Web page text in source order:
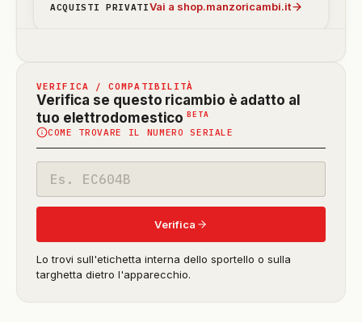
ACQUISTI PRIVATIVai a shop.manzoricambi.it
VERIFICA / COMPATIBILITÀ
Verifica se questo ricambio è adatto al
tuo elettrodomestico BETA
in
beta)
COME TROVARE IL NUMERO SERIALE
modello
Verifica
Lo trovi sull'etichetta interna dello sportello o sulla
targhetta dietro l'apparecchio.